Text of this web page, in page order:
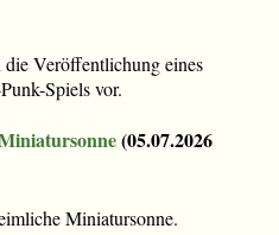
Veröffentlichung eines
Spiels vor.
(05.07.2026
Miniatursonne.